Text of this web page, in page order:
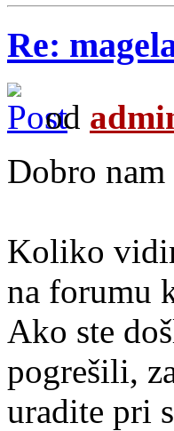
Re:
od
Dobro
Koliko
na forumu
Ako ste
pogrešili,
uradite pri